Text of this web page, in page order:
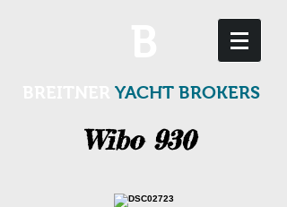
YACHT BROKERS
Wibo 930